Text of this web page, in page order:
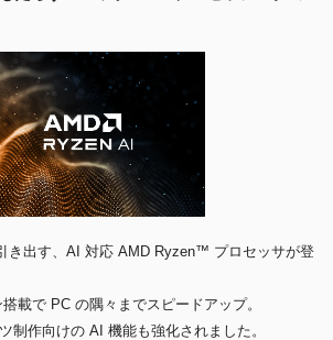
き出す、AI 対応 AMD Ryzen™ プロセッサが登
載で PC の隅々までスピードアップ。
制作向けの AI 機能も強化されました。